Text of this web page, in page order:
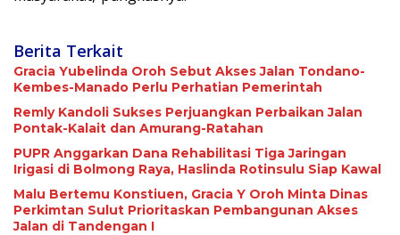
Berita Terkait
Gracia Yubelinda Oroh Sebut Akses Jalan Tondano-
Kembes-Manado Perlu Perhatian Pemerintah
Remly Kandoli Sukses Perjuangkan Perbaikan Jalan
Pontak-Kalait dan Amurang-Ratahan
PUPR Anggarkan Dana Rehabilitasi Tiga Jaringan
Irigasi di Bolmong Raya, Haslinda Rotinsulu Siap Kawal
Malu Bertemu Konstiuen, Gracia Y Oroh Minta Dinas
Perkimtan Sulut Prioritaskan Pembangunan Akses
Jalan di Tandengan I